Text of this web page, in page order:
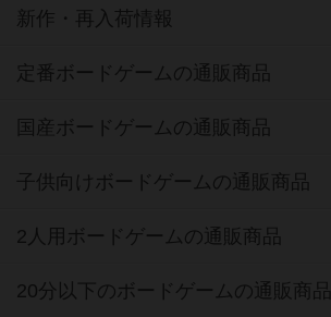
新作・再入荷情報
定番ボードゲームの通販商品
国産ボードゲームの通販商品
子供向けボードゲームの通販商品
2人用ボードゲームの通販商品
20分以下のボードゲームの通販商品